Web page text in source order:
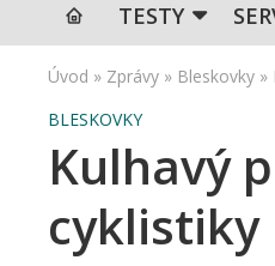
TESTY
Úvod » Zprávy » Bleskovky »
BLESKOVKY
Kulhavý
cyklistiky